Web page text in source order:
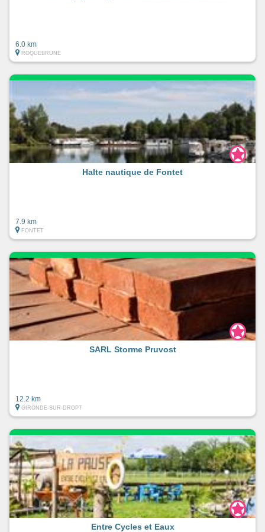
6.0 km
ROQUEBRUNE
Halte nautique de Fontet
7.9 km
FONTET
SARL Storme Pruvost
12.2 km
GIRONDE-SUR-DROPT
Entre Cycles et Eaux